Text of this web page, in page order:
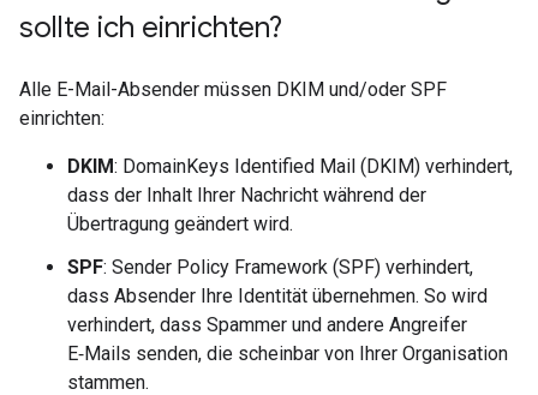
sollte ich einrichten?
Alle E-Mail-Absender müssen DKIM und/oder SPF
einrichten:
DKIM: DomainKeys Identified Mail (DKIM) verhindert,
dass der Inhalt Ihrer Nachricht während der
Übertragung geändert wird.
SPF: Sender Policy Framework (SPF) verhindert,
dass Absender Ihre Identität übernehmen. So wird
verhindert, dass Spammer und andere Angreifer
E‑Mails senden, die scheinbar von Ihrer Organisation
stammen.